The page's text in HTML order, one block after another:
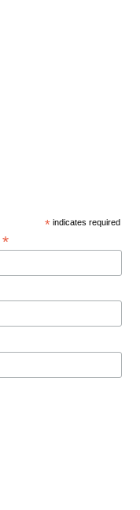
* indicates required
*